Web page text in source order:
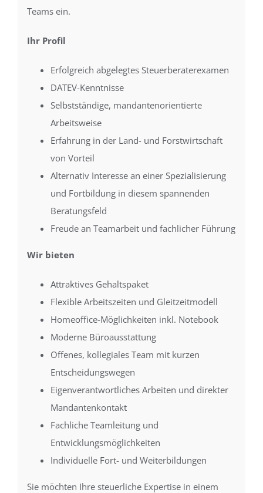
Teams ein.
Ihr Profil
Erfolgreich abgelegtes Steuerberaterexamen
DATEV-Kenntnisse
Selbstständige, mandantenorientierte
Arbeitsweise
Erfahrung in der Land- und Forstwirtschaft
von Vorteil
Alternativ Interesse an einer Spezialisierung
und Fortbildung in diesem spannenden
Beratungsfeld
Freude an Teamarbeit und fachlicher Führung
Wir bieten
Attraktives Gehaltspaket
Flexible Arbeitszeiten und Gleitzeitmodell
Homeoffice-Möglichkeiten inkl. Notebook
Moderne Büroausstattung
Offenes, kollegiales Team mit kurzen
Entscheidungswegen
Eigenverantwortliches Arbeiten und direkter
Mandantenkontakt
Fachliche Teamleitung und
Entwicklungsmöglichkeiten
Individuelle Fort- und Weiterbildungen
Sie möchten Ihre steuerliche Expertise in einem